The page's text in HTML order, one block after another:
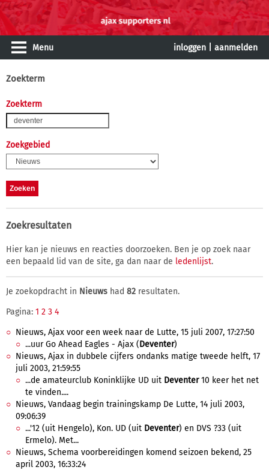
Menu inloggen aanmelden
Zoekterm
Zoekterm
Zoekgebied
Zoekresultaten
Hier kan je nieuws en reacties doorzoeken. Ben je op zoek naar
een bepaald lid van de site, ga dan naar de ledenlijst.
Je zoekopdracht in Nieuws had 82 resultaten.
Pagina: 1 2 3 4
Nieuws, Ajax voor een week naar de Lutte, 15 juli 2007, 17:27:50
...uur Go Ahead Eagles - Ajax (Deventer)
Nieuws, Ajax in dubbele cijfers ondanks matige tweede helft, 17
juli 2003, 21:59:55
...de amateurclub Koninklijke UD uit Deventer10 keer het net
te vinden....
Nieuws, Vandaag begin trainingskamp De Lutte, 14 juli 2003,
09:06:39
...'12 (uit Hengelo), Kon. UD (uit Deventer) en DVS ?33 (uit
Ermelo). Met...
Nieuws, Schema voorbereidingen komend seizoen bekend, 25
april 2003, 16:33:24